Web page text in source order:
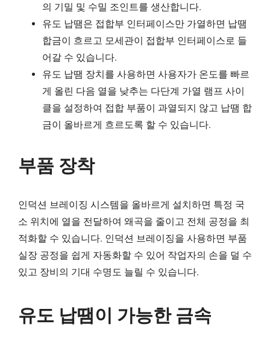
의 기밀 및 수밀 조인트를 생산합니다.
유도 납땜은 접합부 인터페이스만 가열하면 납땜
합금이 흐르고 모세관이 접합부 인터페이스로 들
어갈 수 있습니다.
유도 납땜 장치를 사용하면 사용자가 온도를 빠르
게 올린 다음 열을 낮추는 다단계 가열 램프 사이
클을 설정하여 접합 부품이 과열되지 않고 납땜 합
금이 올바르게 흐르도록 할 수 있습니다.
부품 장착
인덕션 브레이징 시스템을 올바르게 설치하면 특정 국
소 위치에 열을 전달하여 왜곡을 줄이고 전체 공정을 최
적화할 수 있습니다. 인덕션 브레이징을 사용하면 부품
실장 공정을 쉽게 자동화할 수 있어 작업자의 손을 덜 수
있고 장비의 기대 수명도 늘릴 수 있습니다.
유도 납땜이 가능한 금속